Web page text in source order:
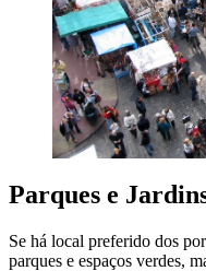
Parques e
Se há local preferido dos
parques e espaços verdes,